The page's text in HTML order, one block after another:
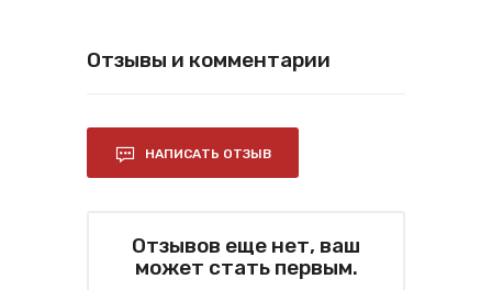
Отзывы и комментарии
НАПИСАТЬ ОТЗЫВ
Отзывов еще нет, ваш
может стать первым.